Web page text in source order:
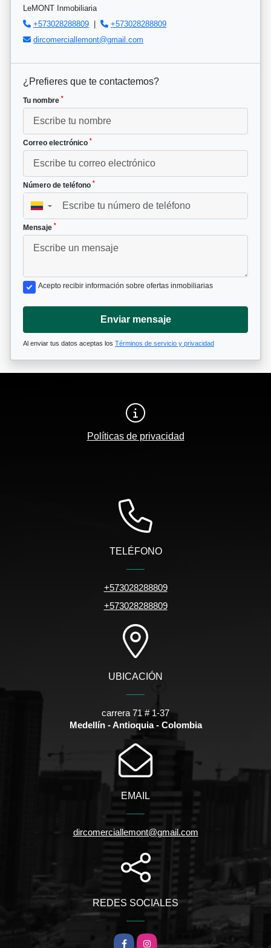
LeMONT Inmobiliaria
+573028288809 |
+573028288809
dircomerciallemont@gmail.com
¿Prefieres que te contactemos?
Tu nombre *
Correo electrónico *
Número de teléfono *
▼
Mensaje *
Acepto recibir información sobre ofertas inmobiliarias
Enviar mensaje
Al enviar tus datos aceptas los Términos de servicio y privacidad
Políticas de privacidad
TELÉFONO
+573028288809
+573028288809
UBICACIÓN
carrera 71 # 1-37
Medellín - Antioquia - Colombia
EMAIL
dircomerciallemont@gmail.com
REDES SOCIALES
Facebook
Instagram